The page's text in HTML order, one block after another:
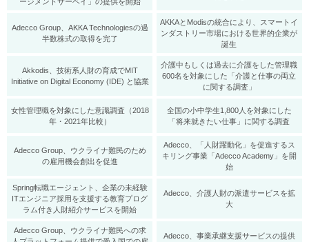
Adecco Group、AKKA Technologiesの過
半数株式の取得を完了
AKKAとModisの統合により、スマートイ
ンダストリー市場における世界的企業が
誕生
Akkodis、技術系人財の育成でMIT
Initiative on Digital Economy (IDE) と協業
介護中もしくは過去に介護をした管理職
600名を対象にした「介護と仕事の両立
に関する調査」
女性管理職を対象にした意識調査（2018
年・2021年比較）
全国の小中学生1,800人を対象にした
「将来就きたい仕事」に関する調査
Adecco Group、ウクライナ難民のため
の雇用機会創出を促進
Adecco、「人財躍動化」を促進するス
キリング事業「Adecco Academy」を開
始
Spring転職エージェント、企業の未経験
ITエンジニア採用を支援する教育プログ
ラム付き人財紹介サービスを開始
Adecco、介護人財の派遣サービスを拡
大
Adecco Group、ウクライナ難民への求
​Adecco、事業承継支援サービスの提供